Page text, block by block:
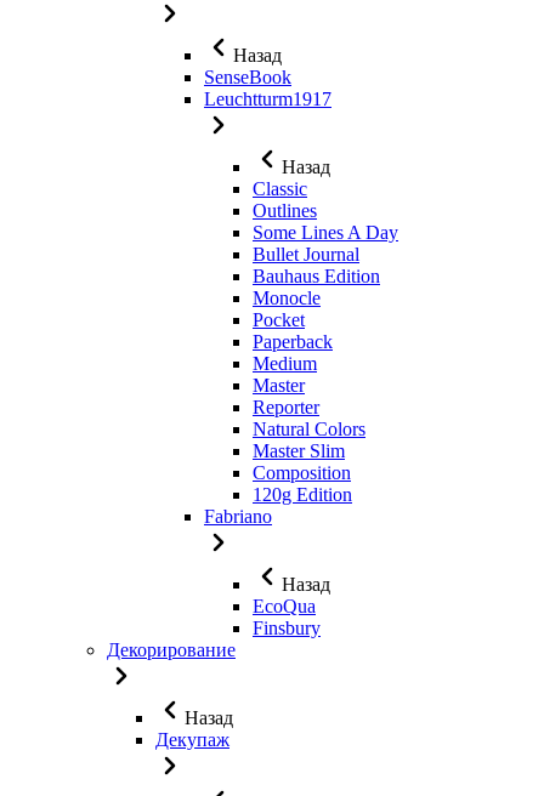
Назад
SenseBook
Leuchtturm1917
Назад
Classic
Outlines
Some Lines A Day
Bullet Journal
Bauhaus Edition
Monocle
Pocket
Paperback
Medium
Master
Reporter
Natural Colors
Master Slim
Composition
120g Edition
Fabriano
Назад
EcoQua
Finsbury
Декорирование
Назад
Декупаж